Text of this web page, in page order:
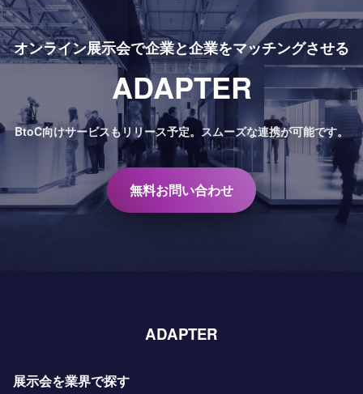
オンライン展示会で企業と企業をマッチングさせる
ADAPTER
BtoC向けサービスもリリース予定。 スムーズな連携が可能です。
無料お問い合わせ
ADAPTER
展示会を業界で探す